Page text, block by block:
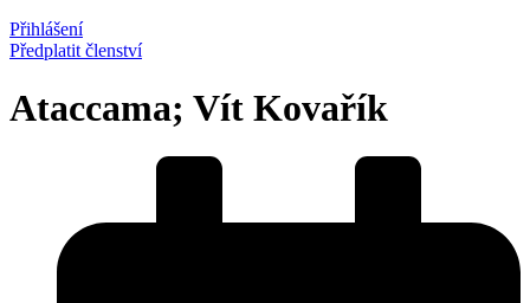
Přihlášení
Předplatit členství
Ataccama; Vít Kovařík